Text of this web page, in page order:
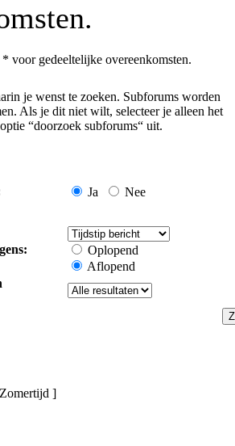
voor gedeeltelijke overeenkomsten.
je wenst te zoeken. Subforums worden
Als je dit niet wilt, selecteer je alleen het
“doorzoek subforums“ uit.
Ja Nee
Oplopend
Aflopend
]